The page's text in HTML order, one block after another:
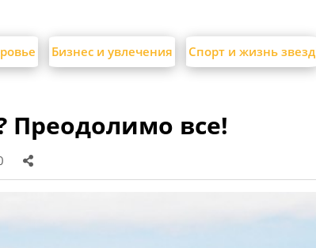
Бизнес и увлечения Спорт и жизнь звезд
Преодолимо все!